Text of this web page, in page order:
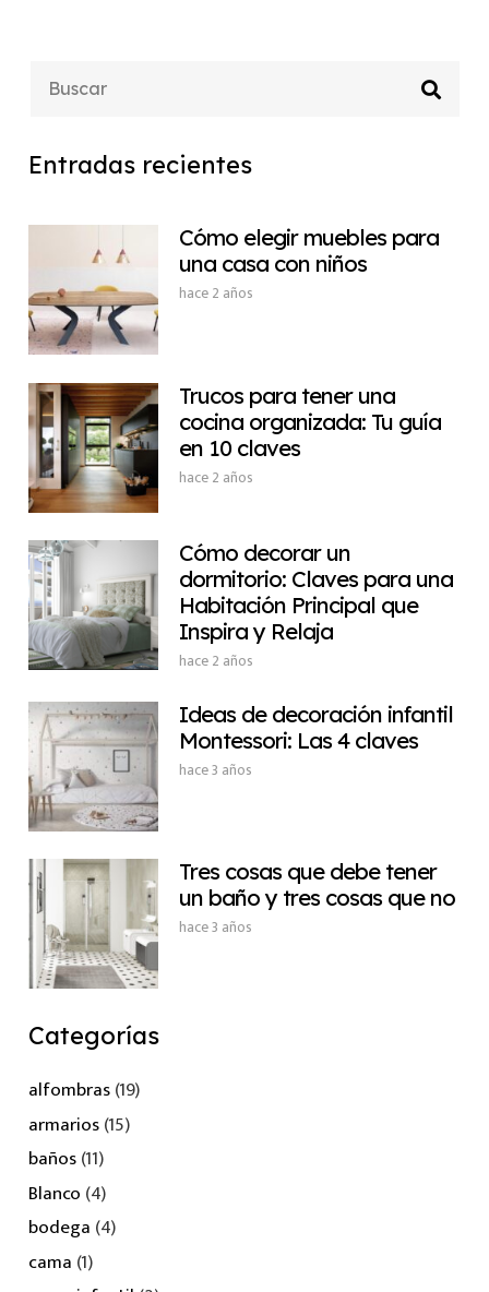
Entradas recientes
Cómo elegir muebles para
una casa con niños
hace 2 años
Trucos para tener una
cocina organizada: Tu guía
en 10 claves
hace 2 años
Cómo decorar un
dormitorio: Claves para una
Habitación Principal que
Inspira y Relaja
hace 2 años
Ideas de decoración infantil
Montessori: Las 4 claves
hace 3 años
Tres cosas que debe tener
un baño y tres cosas que no
hace 3 años
Categorías
alfombras(19)
armarios(15)
baños(11)
Blanco (4)
bodega (4)
cama (1)